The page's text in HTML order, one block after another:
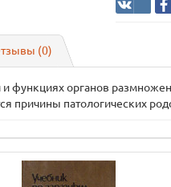
(0)
функциях органов
причины патологических